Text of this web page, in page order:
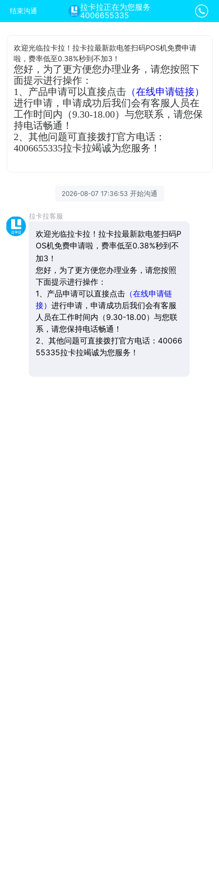
结束沟通
拉卡拉正在为您服务
4006655335
欢迎光临拉卡拉！拉卡拉最新款电签扫码POS机免费申请
啦，费率低至0.38%秒到不加3！
您好，为了更方便您办理业务，请您按照下
面提示进行操作：
1、产品申请可以直接点击 （在线申请链接）
进行申请，申请成功后我们会有客服人员在
工作时间内（9.30-18.00）与您联系，请您保
持电话畅通！
2、其他问题可直接拨打官方电话：
4006655335拉卡拉竭诚为您服务！
2026-08-07 17:36:53 开始沟通
拉卡拉客服
欢迎光临拉卡拉！拉卡拉最新款电签扫码P
OS机免费申请啦，费率低至0.38%秒到不
加3！
您好，为了更方便您办理业务，请您按照
下面提示进行操作：
1、产品申请可以直接点击（在线申请链
接） 进行申请，申请成功后我们会有客服
人员在工作时间内（9.30-18.00）与您联
系，请您保持电话畅通！
2、其他问题可直接拨打官方电话：40066
55335拉卡拉竭诚为您服务！